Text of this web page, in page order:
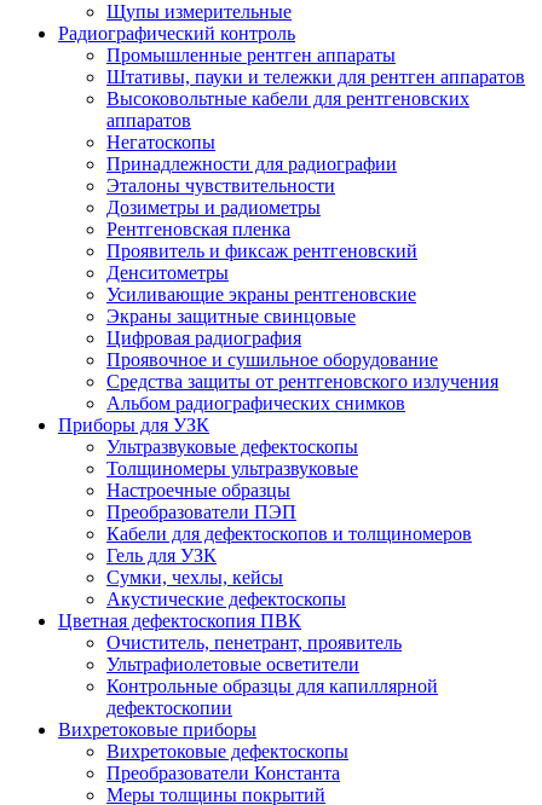
Щупы измерительные
Радиографический контроль
Промышленные рентген аппараты
Штативы, пауки и тележки для рентген аппаратов
Высоковольтные кабели для рентгеновских
аппаратов
Негатоскопы
Принадлежности для радиографии
Эталоны чувствительности
Дозиметры и радиометры
Рентгеновская пленка
Проявитель и фиксаж рентгеновский
Денситометры
Усиливающие экраны рентгеновские
Экраны защитные свинцовые
Цифровая радиография
Проявочное и сушильное оборудование
Средства защиты от рентгеновского излучения
Альбом радиографических снимков
Приборы для УЗК
Ультразвуковые дефектоскопы
Толщиномеры ультразвуковые
Настроечные образцы
Преобразователи ПЭП
Кабели для дефектоскопов и толщиномеров
Гель для УЗК
Сумки, чехлы, кейсы
Акустические дефектоскопы
Цветная дефектоскопия ПВК
Очиститель, пенетрант, проявитель
Ультрафиолетовые осветители
Контрольные образцы для капиллярной
дефектоскопии
Вихретоковые приборы
Вихретоковые дефектоскопы
Преобразователи Константа
Меры толщины покрытий